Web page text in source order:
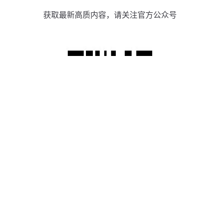
获取最新高质内容，请关注官方公众号